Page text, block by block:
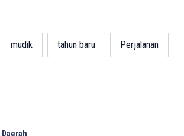
mudik tahun baru Perjalanan
Daerah